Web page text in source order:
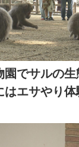
園でサルの
エサやり